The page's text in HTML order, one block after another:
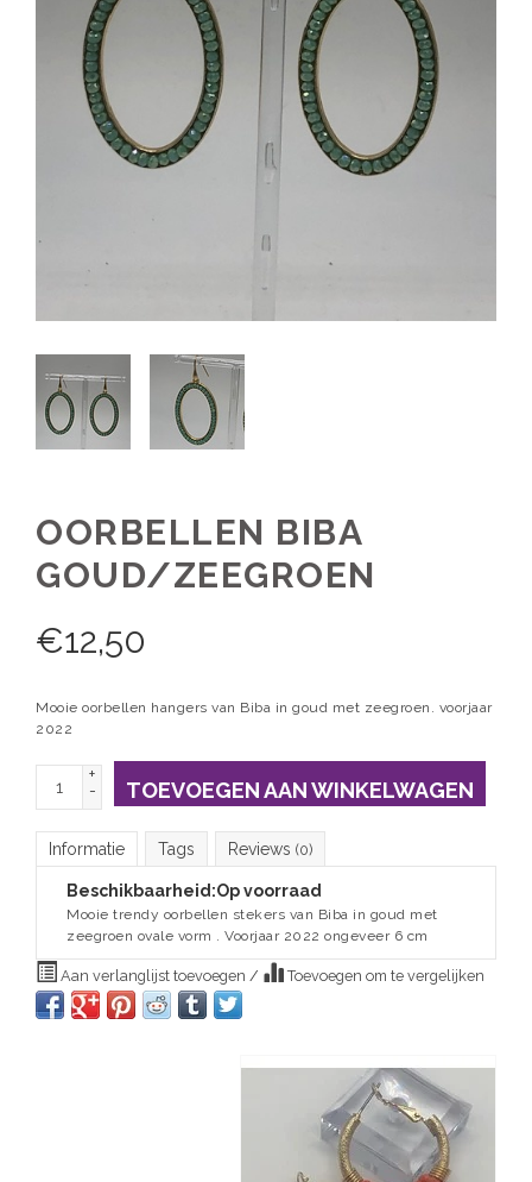
OORBELLEN BIBA
GOUD/ZEEGROEN
€12,50
Mooie oorbellen hangers van Biba in goud met zeegroen. voorjaar
2022
+
-
TOEVOEGEN AAN WINKELWAGEN
Informatie Tags Reviews (0)
Beschikbaarheid:Op voorraad
Mooie trendy oorbellen stekers van Biba in goud met
zeegroen ovale vorm . Voorjaar 2022 ongeveer 6 cm
Aan verlanglijst toevoegen / Toevoegen om te vergelijken